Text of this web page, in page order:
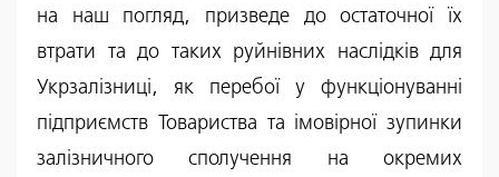
на наш погляд, призведе до остаточної їх
втрати та до таких руйнівних наслідків для
Укрзалізниці, як перебої у функціонуванні
підприємств Товариства та імовірної зупинки
залізничного сполучення на окремих